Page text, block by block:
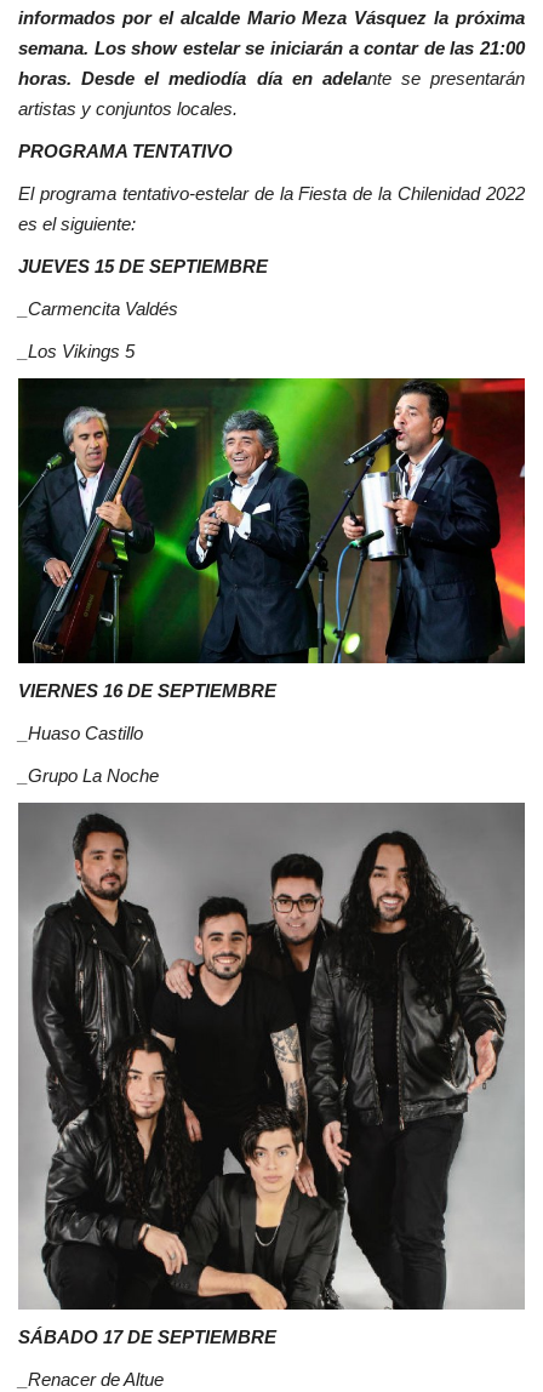
informados por el alcalde Mario Meza Vásquez la próxima
semana. Los show estelar se iniciarán a contar de las 21:00
horas. Desde el mediodía día en adelante se presentarán
artistas y conjuntos locales.
PROGRAMA TENTATIVO
El programa tentativo-estelar de la Fiesta de la Chilenidad 2022
es el siguiente:
JUEVES 15 DE SEPTIEMBRE
_Carmencita Valdés
_Los Vikings 5
VIERNES 16 DE SEPTIEMBRE
_Huaso Castillo
_Grupo La Noche
SÁBADO 17 DE SEPTIEMBRE
_Renacer de Altue